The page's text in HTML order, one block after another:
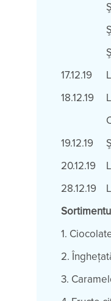
17.12.19
18.12.19
19.12.19
20.12.19
28.12.19
1.
2.
3.